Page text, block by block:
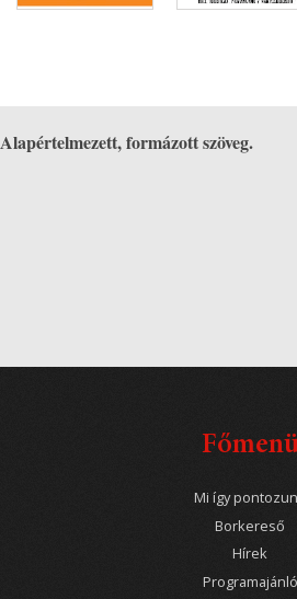
Alapértelmezett, formázott szöveg.
Mi így
Borkereső
Hírek
Programajánló